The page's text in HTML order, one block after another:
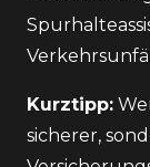
Kurztipp:
sicherer,